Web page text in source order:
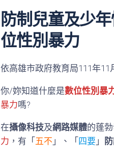
防制兒童及少
位性別暴力
依高雄市政府教育局111年11
你/妳知道什麼是數位性別暴
暴力嗎?
在攝像科技及網路媒體的蓬
力 ，有「 五不 」、「 四要 」